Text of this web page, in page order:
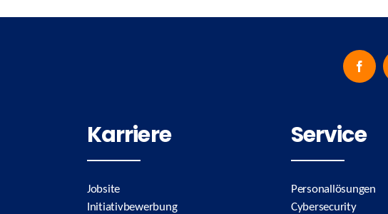
Karriere
Jobsite
Initiativbewerbung
Service
Personallösungen
Cybersecurity